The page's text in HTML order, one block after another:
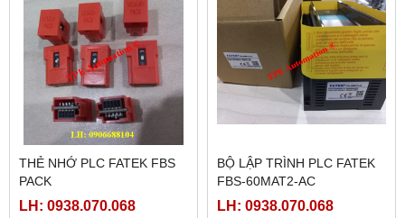
THẺ NHỚ PLC FATEK FBS
PACK
LH: 0938.070.068
BỘ LẬP TRÌNH PLC FATEK
FBS-60MAT2-AC
LH: 0938.070.068